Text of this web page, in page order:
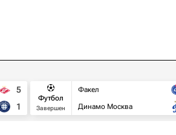
5
1
Футбол
Завершен
Факел
Динамо Москва